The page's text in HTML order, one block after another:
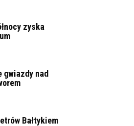
zyska
gwiazdy nad
Bałtykiem